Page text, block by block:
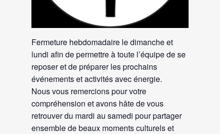
Fermeture hebdomadaire le dimanche et
lundi afin de permettre à toute l’équipe de se
reposer et de préparer les prochains
événements et activités avec énergie.
Nous vous remercions pour votre
compréhension et avons hâte de vous
retrouver du mardi au samedi pour partager
ensemble de beaux moments culturels et